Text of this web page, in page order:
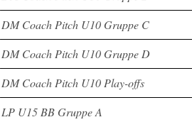
DM Coach Pitch U10 Gruppe C
DM Coach Pitch U10 Gruppe D
DM Coach Pitch U10 Play-offs
LP U15 BB Gruppe A